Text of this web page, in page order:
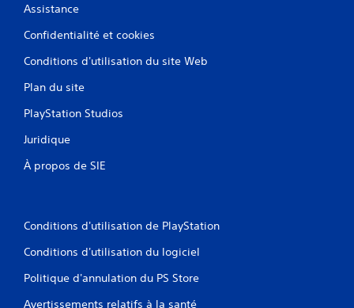
Assistance
Confidentialité et cookies
Conditions d'utilisation du site Web
Plan du site
PlayStation Studios
Juridique
À propos de SIE
Conditions d'utilisation de PlayStation
Conditions d'utilisation du logiciel
Politique d'annulation du PS Store
Avertissements relatifs à la santé